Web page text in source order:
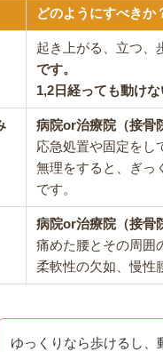
どのようにすべきか
起き上がる、立つ、
です。
1,2日経っても動け
病院or治療院（接骨
応急処置や固定をし
無理をすると、ぎっ
です。
病院or治療院（接骨
痛めた腰とその周囲
柔軟性の欠如、慢性
ゆっくりなら歩けるし、